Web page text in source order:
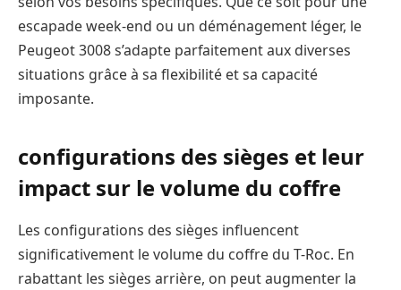
escapade week-end ou un déménagement léger, le
Peugeot 3008 s’adapte parfaitement aux diverses
situations grâce à sa flexibilité et sa capacité
imposante.
configurations des sièges et leur
impact sur le volume du coffre
Les configurations des sièges influencent
significativement le volume du coffre du T-Roc. En
rabattant les sièges arrière, on peut augmenter la